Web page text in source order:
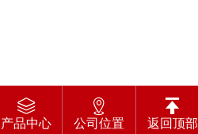
产品中心 公司位置 返回顶部